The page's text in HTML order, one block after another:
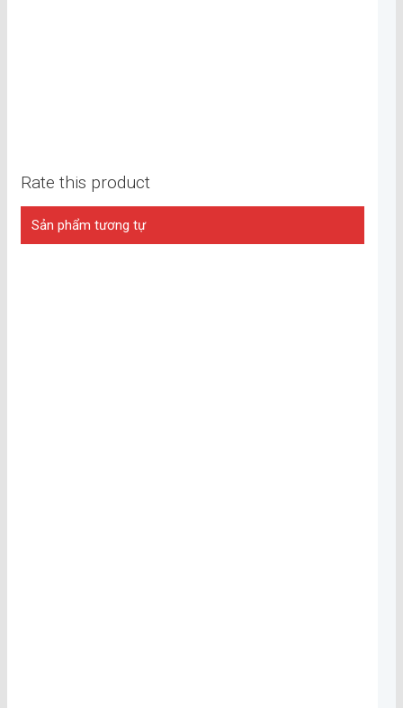
Rate this product
Sản phẩm tương tự